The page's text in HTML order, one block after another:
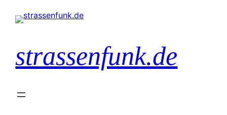
Inhalt
strassenfunk.de